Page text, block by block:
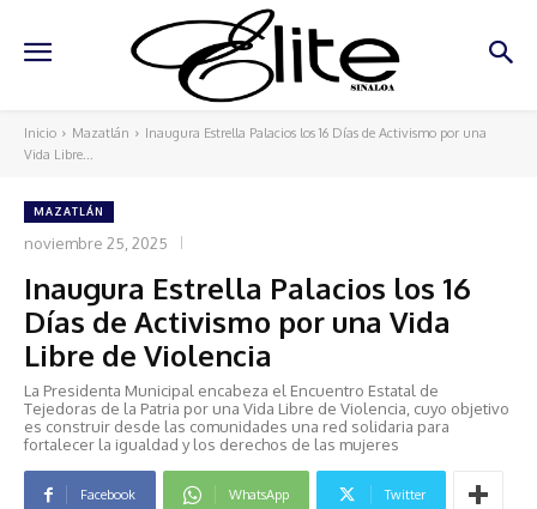
Inicio Mazatlán
Inaugura Estrella Palacios los 16 Días de Activismo por una
Vida Libre...
MAZATLÁN
noviembre 25, 2025
Inaugura Estrella Palacios los 16
Días de Activismo por una Vida
Libre de Violencia
La Presidenta Municipal encabeza el Encuentro Estatal de
Tejedoras de la Patria por una Vida Libre de Violencia, cuyo objetivo
es construir desde las comunidades una red solidaria para
fortalecer la igualdad y los derechos de las mujeres
Facebook WhatsApp Twitter